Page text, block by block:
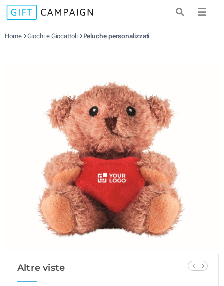
☰
Home Giochi e Giocattoli Peluche personalizzati
Altre viste